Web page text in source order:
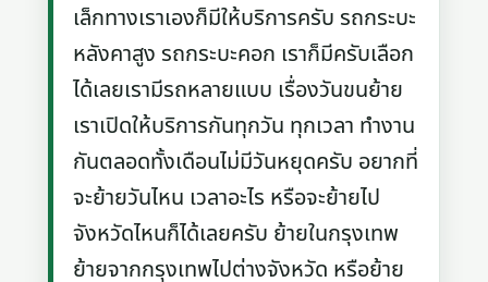
เล็กทางเราเองก็มีให้บริการครับ รถกระบะ
หลังคาสูง รถกระบะคอก เราก็มีครับเลือก
ได้เลยเรามีรถหลายแบบ เรื่องวันขนย้าย
เราเปิดให้บริการกันทุกวัน ทุกเวลา ทำงาน
กันตลอดทั้งเดือนไม่มีวันหยุดครับ อยากที่
จะย้ายวันไหน เวลาอะไร หรือจะย้ายไป
จังหวัดไหนก็ได้เลยครับ ย้ายในกรุงเทพ
ย้ายจากกรุงเทพไปต่างจังหวัด หรือย้าย